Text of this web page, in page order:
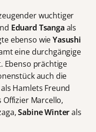
wuchtiger
Eduard Tsangaals
ebenso wieYasushi
eine durchgängige
Ebenso prächtige
auch die
als Hamlets Freund
Offizier Marcello,
Sabine Winterals